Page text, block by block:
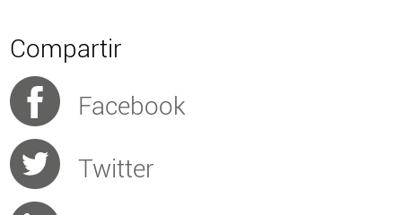
Compartir
Facebook
Twitter